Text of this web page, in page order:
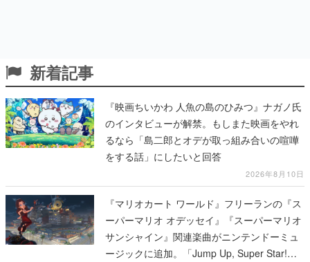
新着記事
『映画ちいかわ 人魚の島のひみつ』ナガノ氏
のインタビューが解禁。もしまた映画をやれ
るなら「島二郎とオデが取っ組み合いの喧嘩
をする話」にしたいと回答
2026年8月10日
『マリオカート ワールド』フリーランの『ス
ーパーマリオ オデッセイ』『スーパーマリオ
サンシャイン』関連楽曲がニンテンドーミュ
ージックに追加。「Jump Up, Super Star!」